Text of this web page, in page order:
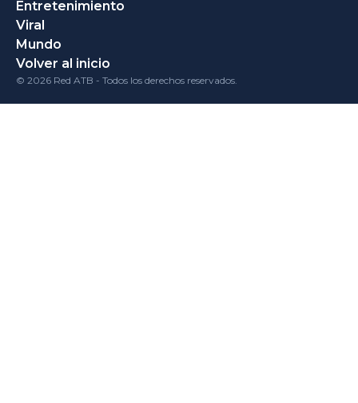
Entretenimiento
Viral
Mundo
Volver al inicio
© 2026 Red ATB - Todos los derechos reservados.